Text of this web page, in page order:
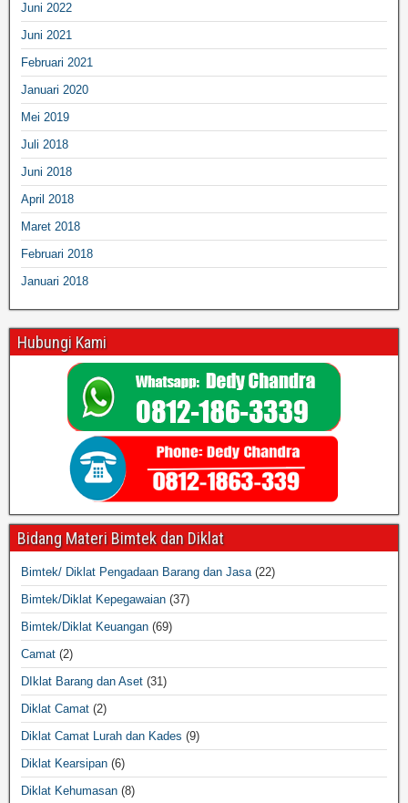
Juni 2022
Juni 2021
Februari 2021
Januari 2020
Mei 2019
Juli 2018
Juni 2018
April 2018
Maret 2018
Februari 2018
Januari 2018
Hubungi Kami
Bidang Materi Bimtek dan Diklat
Bimtek/ Diklat Pengadaan Barang dan Jasa(22)
Bimtek/Diklat Kepegawaian (37)
Bimtek/Diklat Keuangan (69)
Camat (2)
DIklat Barang dan Aset (31)
Diklat Camat (2)
Diklat Camat Lurah dan Kades (9)
Diklat Kearsipan (6)
Diklat Kehumasan (8)